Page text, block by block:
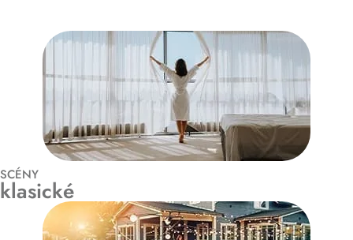
SCÉNY
klasické